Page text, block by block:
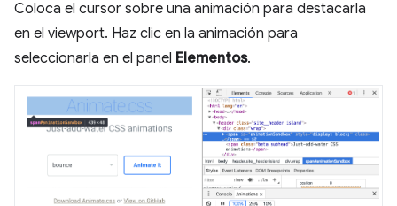
Coloca el cursor sobre una animación para destacarla
en el viewport. Haz clic en la animación para
seleccionarla en el panel Elementos.